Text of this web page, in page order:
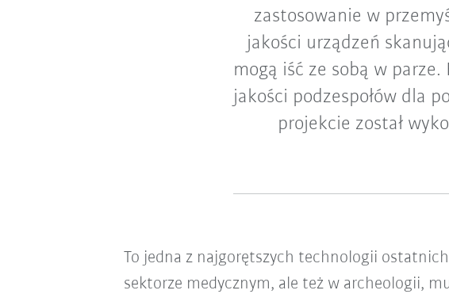
zastosowanie w
jakości urządzeń
mogą iść ze sobą w
jakości podzespołów dla
projekcie został
To jedna z najgorętszych technologii
sektorze medycznym, ale też w archeologii,